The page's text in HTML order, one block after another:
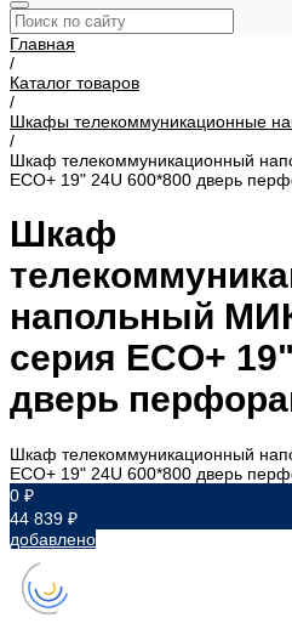
Главная
/
Каталог товаров
/
Шкафы телекоммуникационные
/
Шкаф телекоммуникационный
ECO+ 19" 24U 600*800 дверь
Шкаф
напольный
серия ECO+
дверь
Шкаф телекоммуникационный
ECO+ 19" 24U 600*800 дверь
0 ₽
44 839 ₽
добавлено